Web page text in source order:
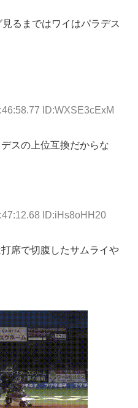
るまではワイはパラデス
ID:WXSE3cExM
スの上位互換だからな
ID:iHs8oHH20
席で切腹したサムライや